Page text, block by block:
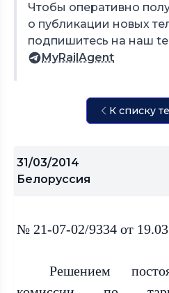
Чтобы оперативно
о публикации новых
подпишитесь на наш
MyRailAgent
К списку
31/03/2014
Белоруссия
№ 21-07-02/9334 от
Решением